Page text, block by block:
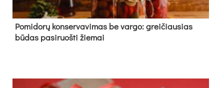
Pomidorų konservavimas be vargo: greičiausias
būdas pasiruošti žiemai